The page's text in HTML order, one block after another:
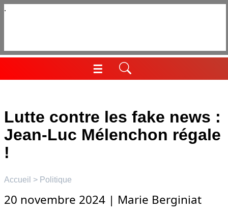
Aller
☰
Menu
Lutte contre les fake news :
Jean-Luc Mélenchon régale
!
Accueil > Politique
20 novembre 2024 | Marie Berginiat